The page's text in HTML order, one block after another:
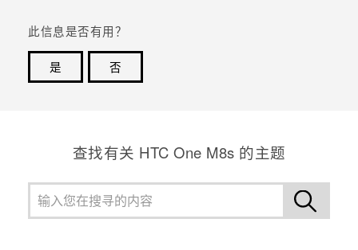
此信息是否有用？
是
否
查找有关 HTC One M8s 的主题